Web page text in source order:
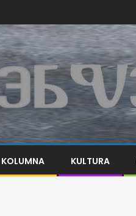
KOLUMNA KULTURA